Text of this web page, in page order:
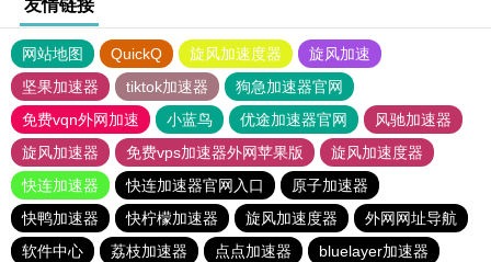
友情链接
网站地图 QuickQ 旋风加速度器
旋风加速
坚果加速器
tiktok加速器
狗急加速器官网
免费vqn外网加速
小蓝鸟 优途加速器官网
风驰加速器
旋风加速器
免费vps加速器外网苹果版
旋风加速度器
快连加速器
快连加速器官网入口
原子加速器
快鸭加速器
快柠檬加速器 旋风加速度器
外网网址导航
软件中心
荔枝加速器 点点加速器 bluelayer加速器